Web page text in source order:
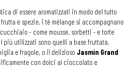
di essere aromatizzati in modo del tutto
e spezie, i tè mélange si accompagnano
- come mousse, sorbetti - e torte
più utilizzati sono quelli a base fruttata,
e fragole, o il delizioso Jasmin Grand
con dolci al cioccolato e